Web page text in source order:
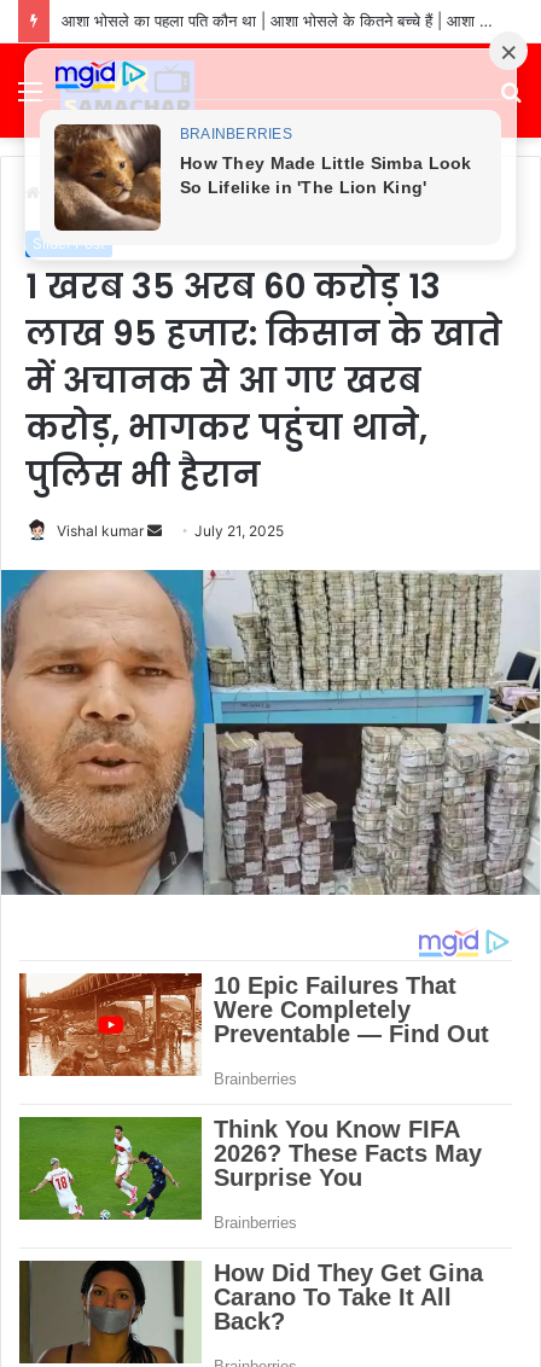
आशा भोसले का पहला पति कौन था | आशा भोसले के कितने बच्चे हैं | आशा भोसले ने कितनी शादियां की हैं | आशा भोसले का जीवन परिचय
Menu
Home/ Slider Post
Slider Post
1 खरब 35 अरब 60 करोड़ 13
लाख 95 हजार: किसान के खाते
में अचानक से आ गए खरब
करोड़, भागकर पहुंचा थाने,
पुलिस भी हैरान
Vishal kumar
Send
email
July 21, 2025